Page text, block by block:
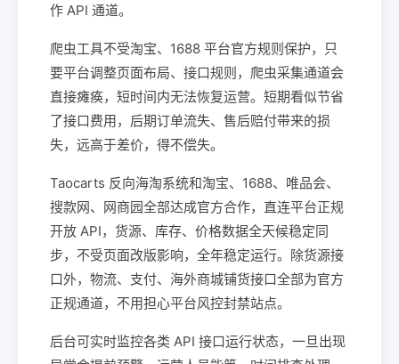
作 API 通道。
爬虫工具不受淘宝、1688 平台官方规则保护，只
要平台调整页面布局、接口规则，爬虫采集通道会
直接瘫痪，短时间内无法恢复运营。短期看似节省
了接口费用，后期订单流失、售后赔付带来的损
失，远高于差价，得不偿失。
Taocarts 反向海淘系统和淘宝、1688、唯品会、
搜款网、网商园全部达成官方合作，直连平台正规
开放 API，货源、库存、价格数据全天候稳定同
步，不受页面改版影响，全年稳定运行。除货源接
口外，物流、支付、海外商城铺货接口全部为官方
正规通道，不用担心平台风控封禁站点。
后台可实时监控各类 API 接口运行状态，一旦出现